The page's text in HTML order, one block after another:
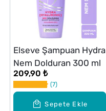
Sepete Ekle
Elseve Şampuan Hydra
Nem Dolduran 300 ml
209,90 ₺
7